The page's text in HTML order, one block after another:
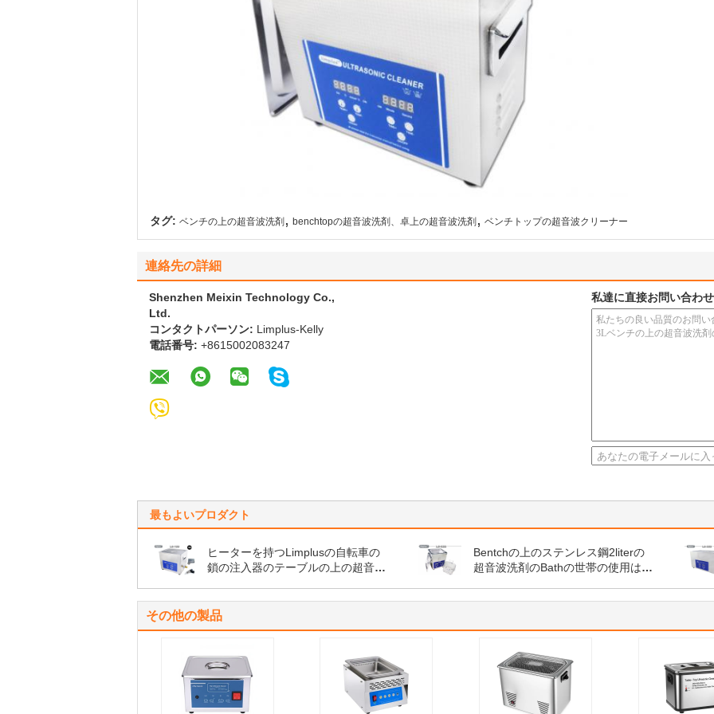
タグ: ベンチの上の超音波洗剤 , benchtopの超音波洗剤、卓上の超音波洗剤 , ベンチトップの超音波クリーナー
連絡先の詳細
Shenzhen Meixin Technology Co.,
Ltd.
コンタクトパーソン: Limplus-Kelly
電話番号: +8615002083247
私達に直接お問い合わ
最もよいプロダクト
ヒーターを持つLimplusの自転車の
鎖の注入器のテーブルの上の超音波
Bentchの上のステンレス鋼2literの
超音波洗剤のBathの世帯の使用は殺
その他の製品